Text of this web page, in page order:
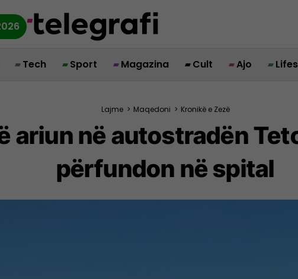
Tech Sport Magazina Cult Ajo
Lajme > Maqedoni > Kronikë e Zezë
ariun në autostradën
përfundon në spital